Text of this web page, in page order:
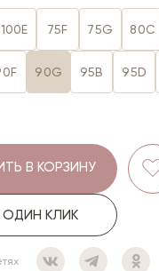
100E 75F 75G 80C
90G 95B 95D
В КОРЗИНУ
ОДИН КЛИК